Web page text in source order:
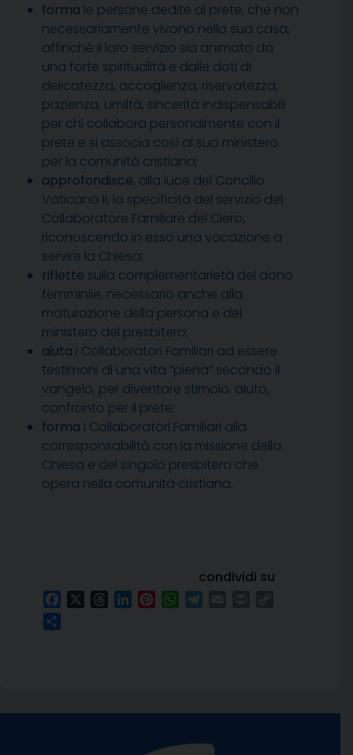
forma le persone dedite al prete, che non
necessariamente vivono nella sua casa,
affinché il loro servizio sia animato da
una forte spiritualità e dalle doti di
delicatezza, accoglienza, riservatezza,
pazienza, umiltà, sincerità indispensabili
per chi collabora personalmente con il
prete e si associa così al suo ministero
per la comunità cristiana;
approfondisce, alla luce del Concilio
Vaticano II, la specificità del servizio del
Collaboratore Familiare del Clero,
riconoscendo in esso una vocazione a
servire la Chiesa;
riflette sulla complementarietà del dono
femminile, necessario anche alla
maturazione della persona e del
ministero del presbitero;
aiuta i Collaboratori Familiari ad essere
testimoni di una vita “piena” secondo il
vangelo, per diventare stimolo, aiuto,
confronto per il prete;
forma i Collaboratori Familiari alla
corresponsabilità con la missione della
Chiesa e del singolo presbitero che
opera nella comunità cristiana.
condividi su
FacebookThreadsLinkedInPinterestWhatsApp